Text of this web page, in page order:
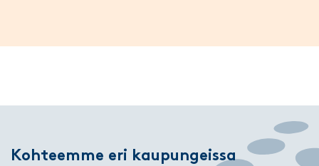
Kohteemme eri kaupungeissa